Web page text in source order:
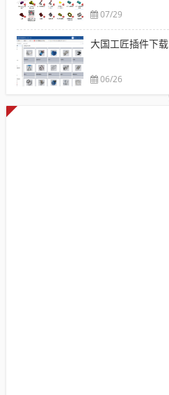
07/29
大国工匠插件下载
06/26